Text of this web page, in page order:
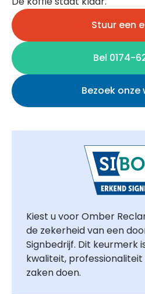
Stuur een
Bel 0174-
Bezoek onze
Kiest u voor Omber
de zekerheid van een
Signbedrijf. Dit keurmerk
kwaliteit,
zaken doen.